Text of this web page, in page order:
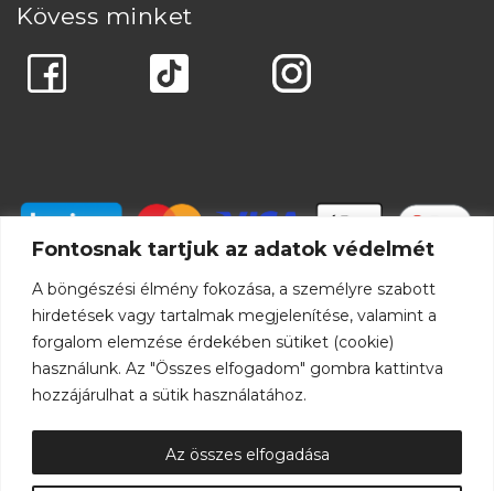
Fontosnak tartjuk az adatok védelmét
A böngészési élmény fokozása, a személyre szabott
hirdetések vagy tartalmak megjelenítése, valamint a
forgalom elemzése érdekében sütiket (cookie)
használunk. Az "Összes elfogadom" gombra kattintva
hozzájárulhat a sütik használatához.
Az összes elfogadása
Kövess minket